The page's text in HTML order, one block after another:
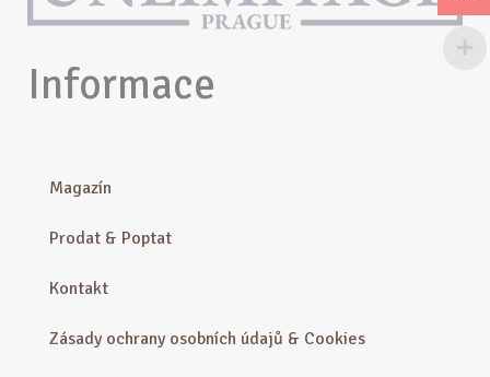
Informace
Magazín
Prodat & Poptat
Kontakt
Zásady ochrany osobních údajů & Cookies